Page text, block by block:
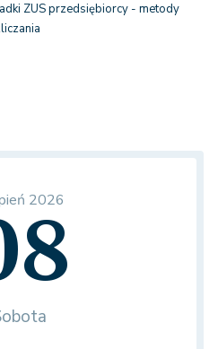
ZUS przedsiębiorcy - metody
2026